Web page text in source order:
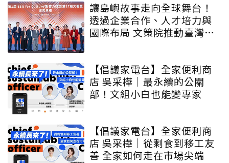
讓島嶼故事走向全球舞台！
透過企業合作、人才培力與
國際布局 文策院推動臺灣文
【倡議家電台】全家便利商
店 吳采樺｜最永續的公關
部！文組小白也能變專家
【倡議家電台】全家便利商
店 吳采樺｜從剩食到移工友
善 全家如何走在市場尖端